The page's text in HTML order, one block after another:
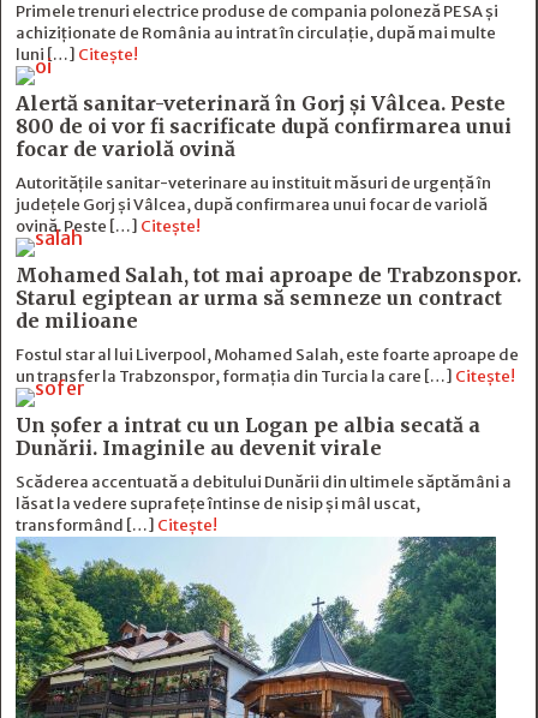
Primele trenuri electrice produse de compania poloneză PESA și
achiziționate de România au intrat în circulație, după mai multe
luni […] Citește!
Alertă sanitar-veterinară în Gorj și Vâlcea. Peste
800 de oi vor fi sacrificate după confirmarea unui
focar de variolă ovină
Autoritățile sanitar-veterinare au instituit măsuri de urgență în
județele Gorj și Vâlcea, după confirmarea unui focar de variolă
ovină. Peste […] Citește!
Mohamed Salah, tot mai aproape de Trabzonspor.
Starul egiptean ar urma să semneze un contract
de milioane
Fostul star al lui Liverpool, Mohamed Salah, este foarte aproape de
un transfer la Trabzonspor, formația din Turcia la care […] Citește!
Un șofer a intrat cu un Logan pe albia secată a
Dunării. Imaginile au devenit virale
Scăderea accentuată a debitului Dunării din ultimele săptămâni a
lăsat la vedere suprafețe întinse de nisip și mâl uscat,
transformând […] Citește!